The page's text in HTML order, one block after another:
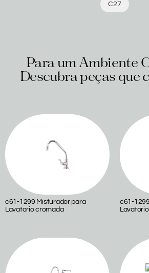
C27
Para um Ambiente
Descubra peças que
c61-1299 Misturador para
Lavatorio cromada
c61-